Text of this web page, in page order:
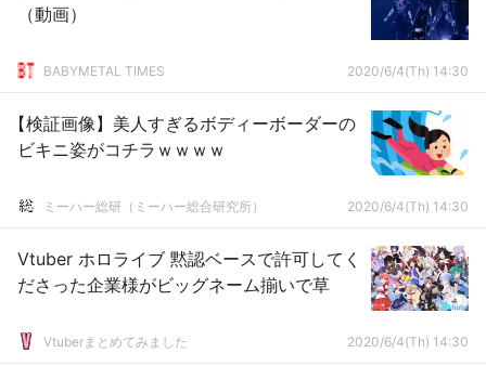
（動画）
BABYMETAL TIMES 2020/6/4(Th) 14:30
【検証画像】美人すぎるボディーボーダーの
ビキニ姿がコチラｗｗｗｗ
ミーハー総研（ミーハー総合研究所） 2020/6/4(Th) 14:30
Vtuber ホロライブ 黙認ベースで許可してく
ださった企業様がビッグネーム揃いで草
Vtuberまとめてみました 2020/6/4(Th) 14:30